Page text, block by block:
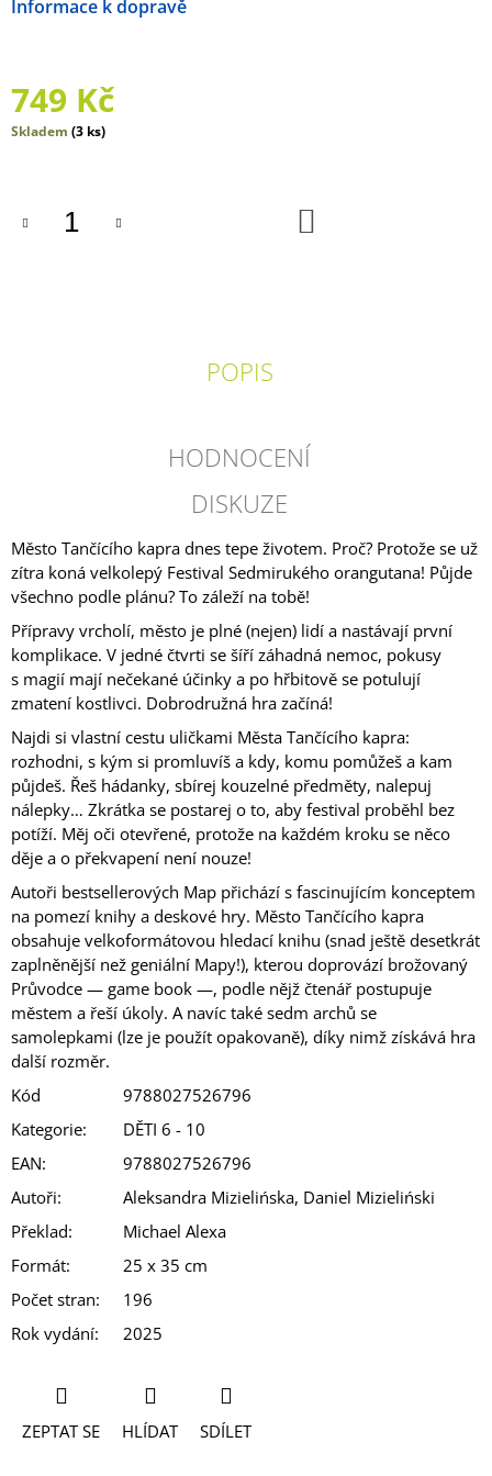
749 Kč
Měrná
Skladem (3 ks)
POPIS
HODNOCENÍ
DISKUZE
Město Tančícího kapra dnes tepe životem. Proč? Protože se už
zítra koná velkolepý Festival Sedmirukého orangutana! Půjde
všechno podle plánu? To záleží na tobě!
Přípravy vrcholí, město je plné (nejen) lidí a nastávají první
komplikace. V jedné čtvrti se šíří záhadná nemoc, pokusy
s magií mají nečekané účinky a po hřbitově se potulují
zmatení kostlivci. Dobrodružná hra začíná!
Najdi si vlastní cestu uličkami Města Tančícího kapra:
rozhodni, s kým si promluvíš a kdy, komu pomůžeš a kam
půjdeš. Řeš hádanky, sbírej kouzelné předměty, nalepuj
nálepky… Zkrátka se postarej o to, aby festival proběhl bez
potíží. Měj oči otevřené, protože na každém kroku se něco
děje a o překvapení není nouze!
Autoři bestsellerových Map přichází s fascinujícím konceptem
na pomezí knihy a deskové hry. Město Tančícího kapra
obsahuje velkoformátovou hledací knihu (snad ještě desetkrát
zaplněnější než geniální Mapy!), kterou doprovází brožovaný
Průvodce — game book —, podle nějž čtenář postupuje
městem a řeší úkoly. A navíc také sedm archů se
samolepkami (lze je použít opakovaně), díky nimž získává hra
další rozměr.
Kód
9788027526796
Kategorie:
DĚTI 6 - 10
EAN:
9788027526796
Autoři:
Aleksandra Mizielińska, Daniel Mizieliński
Překlad:
Michael Alexa
Formát:
25 x 35 cm
Počet stran:
196
Rok vydání: 2025
ZEPTAT SE HLÍDAT SDÍLET
J
E
SVĚT
Kč